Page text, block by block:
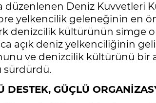
düzenlenen Deniz Kuvvetleri
yelkencilik geleneğinin en
denizcilik kültürünün simge
açık deniz yelkenciliğinin
ve denizcilik kültürünü bir
sürdürdü.
DESTEK, GÜÇLÜ